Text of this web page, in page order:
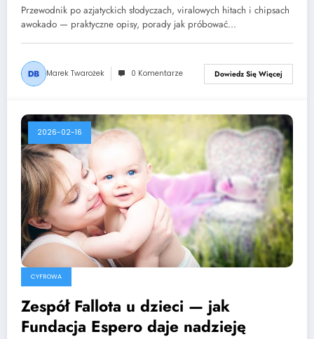
Przewodnik po azjatyckich słodyczach, viralowych hitach i chipsach
awokado — praktyczne opisy, porady jak próbować…
Marek Twarożek 0 Komentarze Dowiedz Się Więcej
2026-02-16
CYFROWA
Zespół Fallota u dzieci — jak
Fundacja Espero daje nadzieję